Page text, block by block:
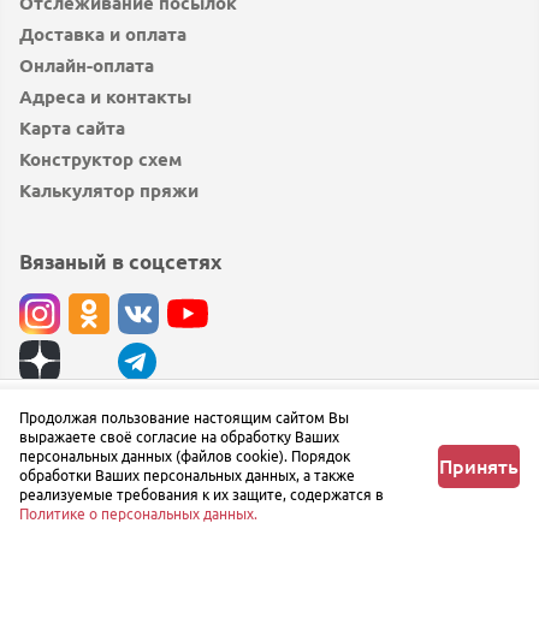
Доставка и оплата
Онлайн-оплата
Адреса и контакты
Карта сайта
Конструктор схем
Калькулятор пряжи
Вязаный в соцсетях
© вязаный.рф 2019 — 2026
Сообщить об ошибке
Продолжая пользование настоящим сайтом Вы
выражаете своё согласие на обработку Ваших
персональных данных (файлов cookie). Порядок
обработки Ваших персональных данных, а также
реализуемые требования к их защите, содержатся в
Политике о персональных данных.
Принять
Узнать о поступлении